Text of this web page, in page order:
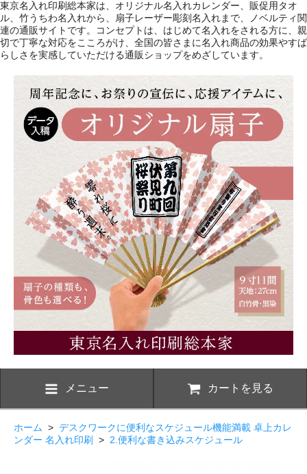
東京名入れ印刷総本家は、オリジナル名入れカレンダー、販促用タオ
ル、竹うちわ名入れから、扇子レーザー彫刻名入れまで、ノベルティ関
連の通販サイトです。コンセプトは、はじめて名入れをされる方に、親
切で丁寧な対応をこころがけ、全国の皆さまに名入れ商品の効果やすば
らしさを実感していただける通販ショップをめざしています。
メニュー カートを見る
ホーム > デスクワークに便利なスケジュール機能満載 卓上カレ
ンダー 名入れ印刷
> 2.便利な書き込みスケジュール